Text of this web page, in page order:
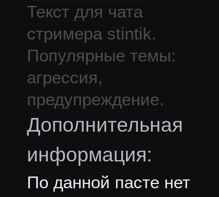
Текст для чата
стримера stintik.
Популярные темы:
агрессия,
предупреждение.
Дополнительная
информация:
По данной пасте нет